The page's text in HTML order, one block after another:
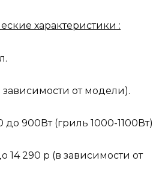
характеристики :
зависимости от модели).
до 900Вт (гриль 1000-1100Вт)
14 290 р (в зависимости от